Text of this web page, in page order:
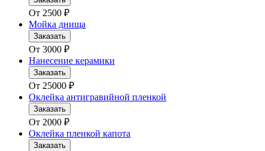
От 2500 ₽
Мойка днища
Заказать
От 3000 ₽
Нанесение керамики
Заказать
От 25000 ₽
Оклейка антигравийной пленкой
Заказать
От 2000 ₽
Оклейка пленкой капота
Заказать